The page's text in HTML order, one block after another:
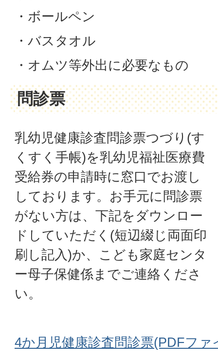
・ボールペン
・バスタオル
・オムツ等外出に必要なもの
問診票
乳幼児健康診査問診票つづり(す
くすく手帳)を乳幼児福祉医療費
受給券の申請時に窓口でお渡し
しております。お手元に問診票
がない方は、下記をダウンロー
ドしていただく(短辺綴じ両面印
刷し記入)か、こども家庭センタ
ー母子保健係までご連絡くださ
い。
4か月児健康診査問診票(PDFファ